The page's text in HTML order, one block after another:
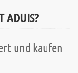
ADUIS?
und kaufen